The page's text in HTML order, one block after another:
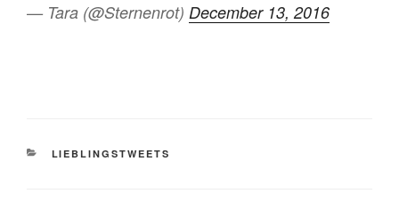
— Tara (@Sternenrot) December 13, 2016
KATEGORIEN
LIEBLINGSTWEETS